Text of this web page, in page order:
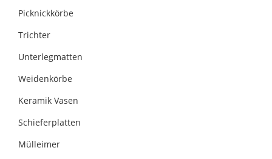
Picknickkörbe
Trichter
Unterlegmatten
Weidenkörbe
Keramik Vasen
Schieferplatten
Mülleimer